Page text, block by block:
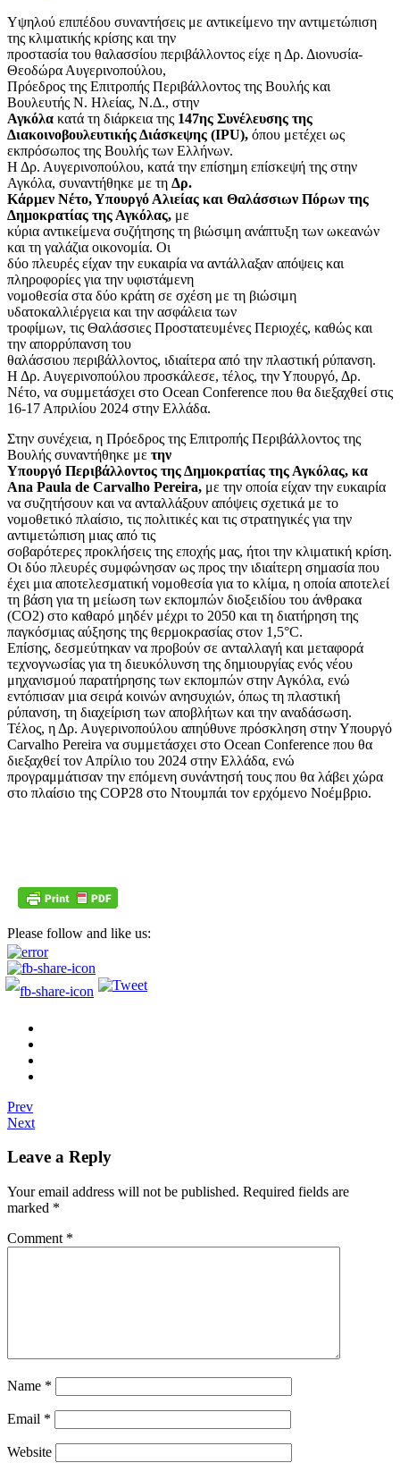
Υψηλού επιπέδου συναντήσεις με αντικείμενο την αντιμετώπιση
της κλιματικής κρίσης και την
προστασία του θαλασσίου περιβάλλοντος είχε η Δρ. Διονυσία-
Θεοδώρα Αυγερινοπούλου,
Πρόεδρος της Επιτροπής Περιβάλλοντος της Βουλής και
Βουλευτής Ν. Ηλείας, Ν.Δ., στην
Αγκόλα κατά τη διάρκεια της 147ης Συνέλευσης της
Διακοινοβουλευτικής Διάσκεψης (IPU), όπου μετέχει ως
εκπρόσωπος της Βουλής των Ελλήνων.
Η Δρ. Αυγερινοπούλου, κατά την επίσημη επίσκεψή της στην
Αγκόλα, συναντήθηκε με τη Δρ.
Κάρμεν Νέτο, Υπουργό Αλιείας και Θαλάσσιων Πόρων της
Δημοκρατίας της Αγκόλας, με
κύρια αντικείμενα συζήτησης τη βιώσιμη ανάπτυξη των ωκεανών
και τη γαλάζια οικονομία. Οι
δύο πλευρές είχαν την ευκαιρία να αντάλλαξαν απόψεις και
πληροφορίες για την υφιστάμενη
νομοθεσία στα δύο κράτη σε σχέση με τη βιώσιμη
υδατοκαλλιέργεια και την ασφάλεια των
τροφίμων, τις Θαλάσσιες Προστατευμένες Περιοχές, καθώς και
την απορρύπανση του
θαλάσσιου περιβάλλοντος, ιδιαίτερα από την πλαστική ρύπανση.
Η Δρ. Αυγερινοπούλου προσκάλεσε, τέλος, την Υπουργό, Δρ.
Νέτο, να συμμετάσχει στο Ocean Conference που θα διεξαχθεί στις
16-17 Απριλίου 2024 στην Ελλάδα.
Στην συνέχεια, η Πρόεδρος της Επιτροπής Περιβάλλοντος της
Βουλής συναντήθηκε με την
Υπουργό Περιβάλλοντος της Δημοκρατίας της Αγκόλας, κα
Ana Paula de Carvalho Pereira, με την οποία είχαν την ευκαιρία
να συζητήσουν και να ανταλλάξουν απόψεις σχετικά με το
νομοθετικό πλαίσιο, τις πολιτικές και τις στρατηγικές για την
αντιμετώπιση μιας από τις
σοβαρότερες προκλήσεις της εποχής μας, ήτοι την κλιματική κρίση.
Οι δύο πλευρές συμφώνησαν ως προς την ιδιαίτερη σημασία που
έχει μια αποτελεσματική νομοθεσία για το κλίμα, η οποία αποτελεί
τη βάση για τη μείωση των εκπομπών διοξειδίου του άνθρακα
(CO2) στο καθαρό μηδέν μέχρι το 2050 και τη διατήρηση της
παγκόσμιας αύξησης της θερμοκρασίας στον 1,5°C.
Επίσης, δεσμεύτηκαν να προβούν σε ανταλλαγή και μεταφορά
τεχνογνωσίας για τη διευκόλυνση της δημιουργίας ενός νέου
μηχανισμού παρατήρησης των εκπομπών στην Αγκόλα, ενώ
εντόπισαν μια σειρά κοινών ανησυχιών, όπως τη πλαστική
ρύπανση, τη διαχείριση των αποβλήτων και την αναδάσωση.
Τέλος, η Δρ. Αυγερινοπούλου απηύθυνε πρόσκληση στην Υπουργό
Carvalho Pereira να συμμετάσχει στο Ocean Conference που θα
διεξαχθεί τον Απρίλιο του 2024 στην Ελλάδα, ενώ
προγραμμάτισαν την επόμενη συνάντησή τους που θα λάβει χώρα
στο πλαίσιο της COP28 στο Ντουμπάι τον ερχόμενο Νοέμβριο.
Please follow and like us:
Prev
Next
Leave a Reply
Your email address will not be published. Required fields are
marked *
Comment *
Name *
Email *
Website